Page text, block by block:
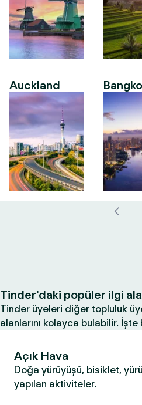
Auckland
Tinder'daki popüler ilgi
Tinder üyeleri diğer topluluk
alanlarını kolayca bulabilir. İşte
Açık Hava
Doğa yürüyüşü, bisiklet,
yapılan aktiviteler.